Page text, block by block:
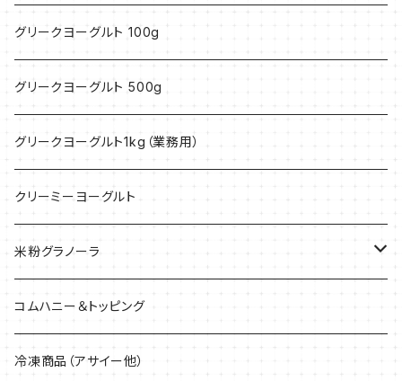
グリークヨーグルト 100g
グリークヨーグルト 500g
グリークヨーグルト1kg（業務用）
クリーミーヨーグルト
米粉グラノーラ
40g
200g
コムハニー＆トッピング
冷凍商品（アサイー他）